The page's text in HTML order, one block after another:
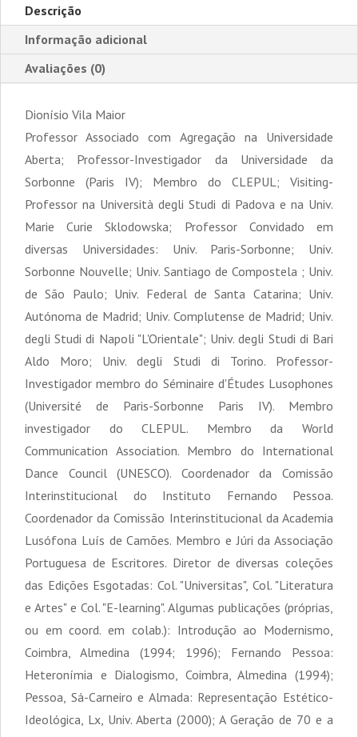
Descrição
Informação adicional
Avaliações (0)
Dionísio Vila Maior
Professor Associado com Agregação na Universidade
Aberta; Professor-Investigador da Universidade da
Sorbonne (Paris IV); Membro do CLEPUL; Visiting-
Professor na Università degli Studi di Padova e na Univ.
Marie Curie Sklodowska; Professor Convidado em
diversas Universidades: Univ. Paris-Sorbonne; Univ.
Sorbonne Nouvelle; Univ. Santiago de Compostela ; Univ.
de São Paulo; Univ. Federal de Santa Catarina; Univ.
Autónoma de Madrid; Univ. Complutense de Madrid; Univ.
degli Studi di Napoli "L'Orientale"; Univ. degli Studi di Bari
Aldo Moro; Univ. degli Studi di Torino. Professor-
Investigador membro do Séminaire d'Études Lusophones
(Université de Paris-Sorbonne Paris IV). Membro
investigador do CLEPUL. Membro da World
Communication Association. Membro do International
Dance Council (UNESCO). Coordenador da Comissão
Interinstitucional do Instituto Fernando Pessoa.
Coordenador da Comissão Interinstitucional da Academia
Lusófona Luís de Camões. Membro e Júri da Associação
Portuguesa de Escritores. Diretor de diversas coleções
das Edições Esgotadas: Col. "Universitas", Col. "Literatura
e Artes" e Col. "E-learning". Algumas publicações (próprias,
ou em coord. em colab.): Introdução ao Modernismo,
Coimbra, Almedina (1994; 1996); Fernando Pessoa:
Heteronímia e Dialogismo, Coimbra, Almedina (1994);
Pessoa, Sá-Carneiro e Almada: Representação Estético-
Ideológica, Lx, Univ. Aberta (2000); A Geração de 70 e a